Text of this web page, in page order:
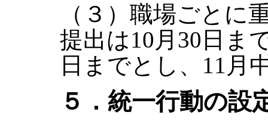
（３）職場ごとに
提出は10月30日ま
日までとし、11月
５．統一行動の設